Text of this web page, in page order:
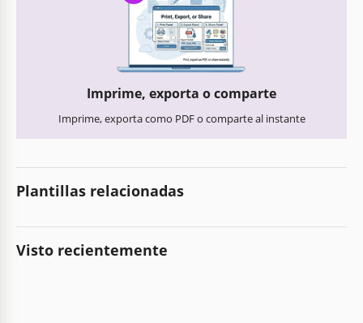
Imprime, exporta o comparte
Imprime, exporta como PDF o comparte al instante
Plantillas relacionadas
Visto recientemente